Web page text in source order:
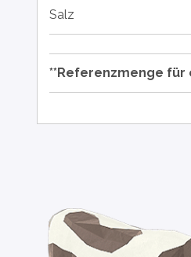
Salz
**Referenzmenge für